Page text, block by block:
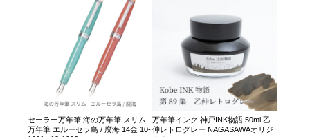
セーラー万年筆 海の万年筆 スリム
万年筆 エルーセラ島 / 腐海 14金 10-
万年筆インク 神戸INK物語 50ml 乙
仲レトログレー NAGASAWAオリジ